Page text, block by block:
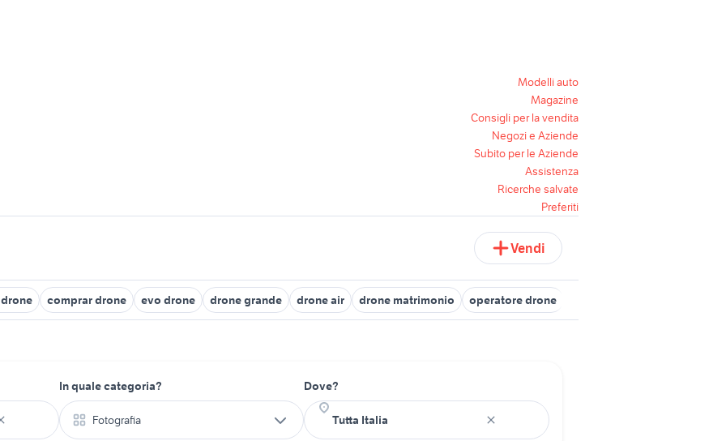
Modelli auto
Magazine
Consigli per la vendita
Negozi e Aziende
Subito per le Aziende
Assistenza
Ricerche salvate
Preferiti
Vendi
comprar drone evo drone drone grande drone air drone matrimonio operatore drone
In quale categoria?
Fotografia
Dove?